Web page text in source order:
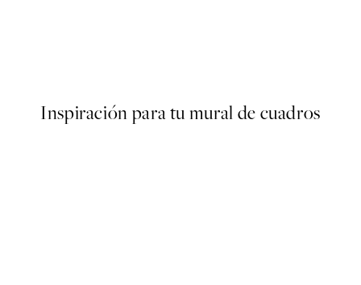
Inspiración para tu mural de cuadros